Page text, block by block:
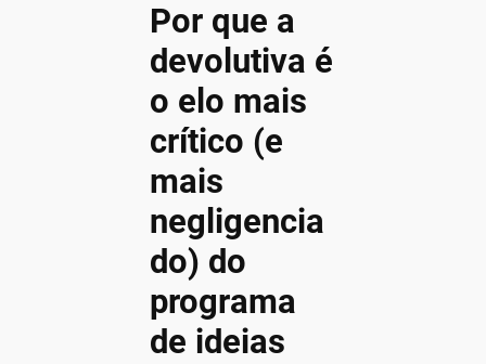
Por que a
devolutiva é
o elo mais
crítico (e
mais
negligencia
do) do
programa
de ideias